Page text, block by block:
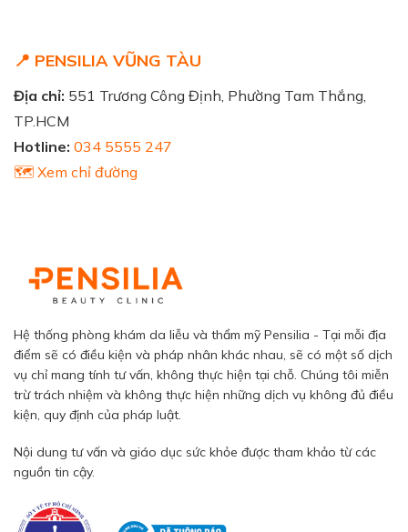
📍 PENSILIA VŨNG TÀU
Địa chỉ: 551 Trương Công Định, Phường Tam Thắng,
TP.HCM
Hotline: 034 5555 247
🗺️ Xem chỉ đường
Hệ thống phòng khám da liễu và thẩm mỹ Pensilia - Tại mỗi địa
điểm sẽ có điều kiện và pháp nhân khác nhau, sẽ có một số dịch
vụ chỉ mang tính tư vấn, không thực hiện tại chỗ. Chúng tôi miễn
trừ trách nhiệm và không thực hiện những dịch vụ không đủ điều
kiện, quy định của pháp luật.
Nội dung tư vấn và giáo dục sức khỏe được tham khảo từ các
nguồn tin cậy.